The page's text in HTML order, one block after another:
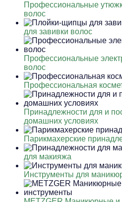
Профессиональные
волос
для завивки волос
Профессиональные
волос
Профессиональная
Принадлежности для и
домашних условиях
Парикмахерские
для макияжа
Инструменты для